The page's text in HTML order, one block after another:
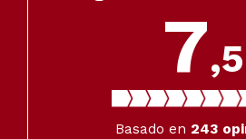
7,5
Basado en 243